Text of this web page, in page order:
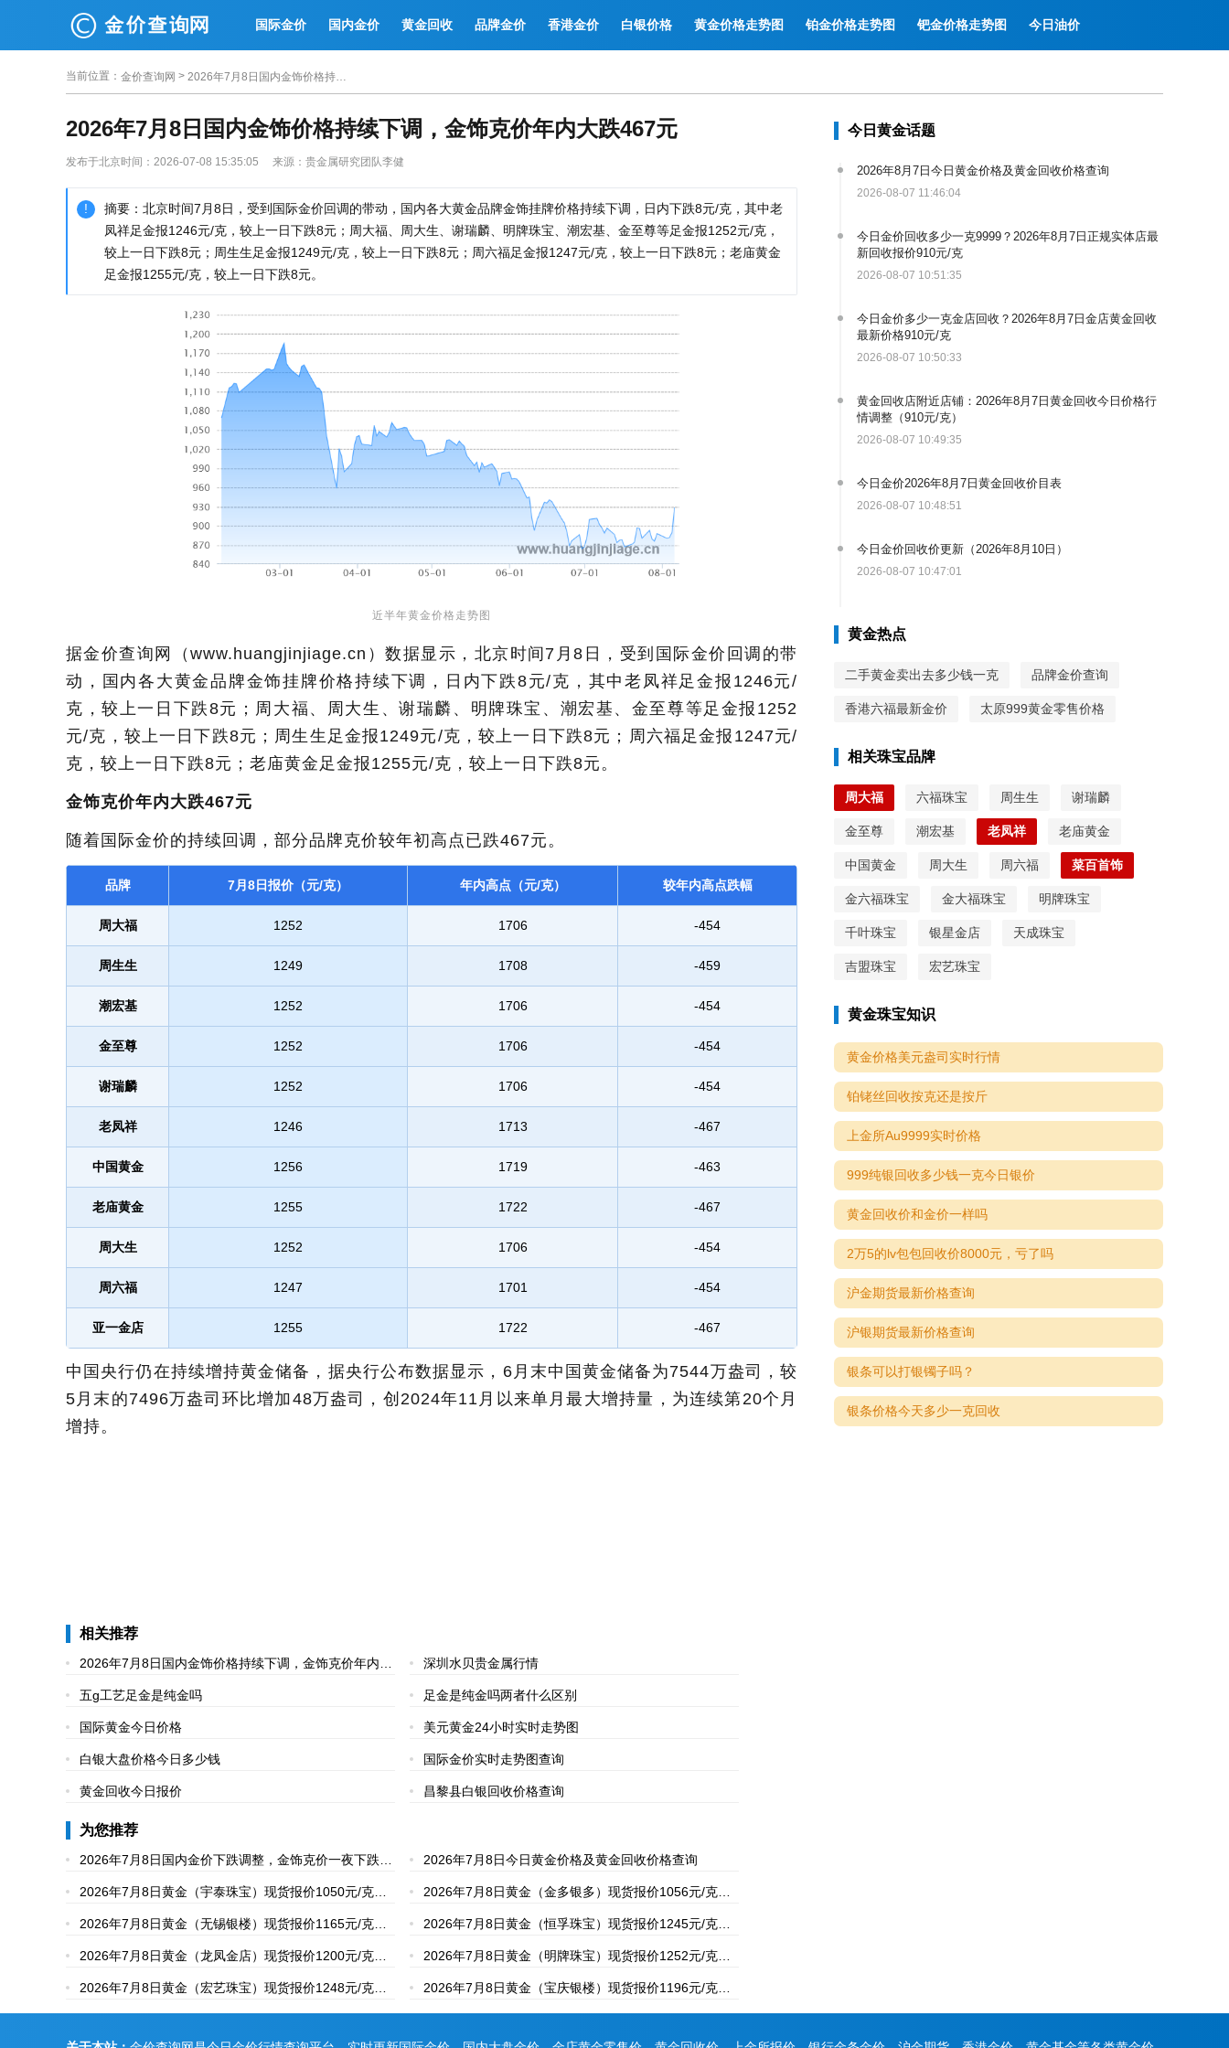
国际金价 国内金价 黄金回收 品牌金价 香港金价 白银价格 黄金价格走势图 铂金价格走势图 钯金价格走势图 今日油价
当前位置 ： 金价查询网 > 2026年7月8日国内金饰价格持续下调，金饰克价年内大跌467元
2026年7月8日国内金饰价格持续下调，金饰克价年内大跌467元
发布于北京时间：2026-07-08 15:35:05 来源：贵金属研究团队李健
摘要：北京时间7月8日，受到国际金价回调的带动，国内各大黄金品牌金饰挂牌价格持续下调，日内下跌8元/克，其中老
凤祥足金报1246元/克，较上一日下跌8元；周大福、周大生、谢瑞麟、明牌珠宝、潮宏基、金至尊等足金报1252元/克，
较上一日下跌8元；周生生足金报1249元/克，较上一日下跌8元；周六福足金报1247元/克，较上一日下跌8元；老庙黄金
足金报1255元/克，较上一日下跌8元。
近半年黄金价格走势图
据金价查询网（www.huangjinjiage.cn）数据显示，北京时间7月8日，受到国际金价回调的带
动，国内各大黄金品牌金饰挂牌价格持续下调，日内下跌8元/克，其中老凤祥足金报1246元/
克，较上一日下跌8元；周大福、周大生、谢瑞麟、明牌珠宝、潮宏基、金至尊等足金报1252
元/克，较上一日下跌8元；周生生足金报1249元/克，较上一日下跌8元；周六福足金报1247元/
克，较上一日下跌8元；老庙黄金足金报1255元/克，较上一日下跌8元。
金饰克价年内大跌467元
随着国际金价的持续回调，部分品牌克价较年初高点已跌467元。
品牌 7月8日报价（元/克） 年内高点（元/克） 较年内高点跌幅
周大福 1252 1706 -454
周生生 1249 1708 -459
潮宏基 1252 1706 -454
金至尊 1252 1706 -454
谢瑞麟 1252 1706 -454
老凤祥 1246 1713 -467
中国黄金 1256 1719 -463
老庙黄金 1255 1722 -467
周大生 1252 1706 -454
周六福 1247 1701 -454
亚一金店 1255 1722 -467
中国央行仍在持续增持黄金储备，据央行公布数据显示，6月末中国黄金储备为7544万盎司，较
5月末的7496万盎司环比增加48万盎司，创2024年11月以来单月最大增持量，为连续第20个月
增持。
相关推荐
2026年7月8日国内金饰价格持续下调，金饰克价年内大
跌467元
深圳水贝贵金属行情
五g工艺足金是纯金吗 足金是纯金吗两者什么区别
国际黄金今日价格 美元黄金24小时实时走势图
白银大盘价格今日多少钱 国际金价实时走势图查询
黄金回收今日报价 昌黎县白银回收价格查询
为您推荐
2026年7月8日国内金价下跌调整，金饰克价一夜下跌8
元，金饰价格跌到1246元/克
2026年7月8日今日黄金价格及黄金回收价格查询
2026年7月8日黄金（宇泰珠宝）现货报价1050元/克，
白银现货报价20元/克
2026年7月8日黄金（金多银多）现货报价1056元/克，
铂金现货报价405元/克
2026年7月8日黄金（无锡银楼）现货报价1165元/克，
较上一日保持不变
2026年7月8日黄金（恒孚珠宝）现货报价1245元/克，
2026年7月8日黄金（龙凤金店）现货报价1200元/克，
铂金现货报价700元/克
2026年7月8日黄金（明牌珠宝）现货报价1252元/克，
较上一日下跌8元/克
2026年7月8日黄金（宏艺珠宝）现货报价1248元/克，
铂金现货报价648元/克
2026年7月8日黄金（宝庆银楼）现货报价1196元/克，
较上一日持平
今日黄金话题
2026年8月7日今日黄金价格及黄金回收价格查询
2026-08-07 11:46:04
今日金价回收多少一克9999？2026年8月7日正规实体店最
新回收报价910元/克
2026-08-07 10:51:35
今日金价多少一克金店回收？2026年8月7日金店黄金回收
最新价格910元/克
2026-08-07 10:50:33
黄金回收店附近店铺：2026年8月7日黄金回收今日价格行
情调整（910元/克）
2026-08-07 10:49:35
今日金价2026年8月7日黄金回收价目表
2026-08-07 10:48:51
今日金价回收价更新（2026年8月10日）
2026-08-07 10:47:01
黄金热点
二手黄金卖出去多少钱一克 品牌金价查询
香港六福最新金价 太原999黄金零售价格
相关珠宝品牌
周大福 六福珠宝 周生生 谢瑞麟
金至尊 潮宏基 老凤祥 老庙黄金
中国黄金 周大生 周六福 菜百首饰
金六福珠宝 金大福珠宝 明牌珠宝
千叶珠宝 银星金店 天成珠宝
吉盟珠宝 宏艺珠宝
黄金珠宝知识
黄金价格美元盎司实时行情
铂铑丝回收按克还是按斤
上金所Au9999实时价格
999纯银回收多少钱一克今日银价
黄金回收价和金价一样吗
2万5的lv包包回收价8000元，亏了吗
沪金期货最新价格查询
沪银期货最新价格查询
银条可以打银镯子吗？
银条价格今天多少一克回收